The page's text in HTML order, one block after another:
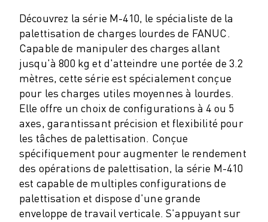
COÛT TOTAL D'UNE ROBOSHOT
MACHINES D'ÉLECTROÉROSION PAR FIL
ROBOCUT MACHINES D'ÉLECTROÉROSION À FIL
ROBOCUT MATÉRIEL
LOGICIEL ROBOCUT
ROBOCUT MAINTENANCE PRÉVENTIVE
DURABILITÉ DU ROBOCUT
SOLUTIONS IIOT
SOLUTIONS POUR L'USINE INTELLIGENTE
DES SOLUTIONS D'USINE INTELLIGENTE POUR AMÉLIORER
ENREGISTREMENT DU PRODUIT "
TÉMOIGNAGES
SOLUTIONS
INDUSTRIES
Découvrez la série M-410, le spécialiste de la
palettisation de charges lourdes de FANUC.
Capable de manipuler des charges allant
jusqu'à 800 kg et d'atteindre une portée de 3.2
mètres, cette série est spécialement conçue
pour les charges utiles moyennes à lourdes.
Elle offre un choix de configurations à 4 ou 5
axes, garantissant précision et flexibilité pour
les tâches de palettisation. Conçue
spécifiquement pour augmenter le rendement
des opérations de palettisation, la série M-410
est capable de multiples configurations de
palettisation et dispose d'une grande
enveloppe de travail verticale. S'appuyant sur